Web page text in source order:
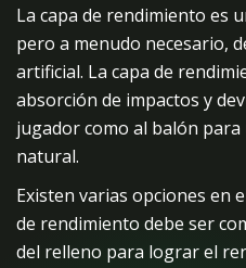
La capa de rendimiento es
pero a menudo necesario,
artificial. La capa de
absorción de impactos y
jugador como al balón
natural.
Existen varias opciones en
de rendimiento debe ser
del relleno para lograr el